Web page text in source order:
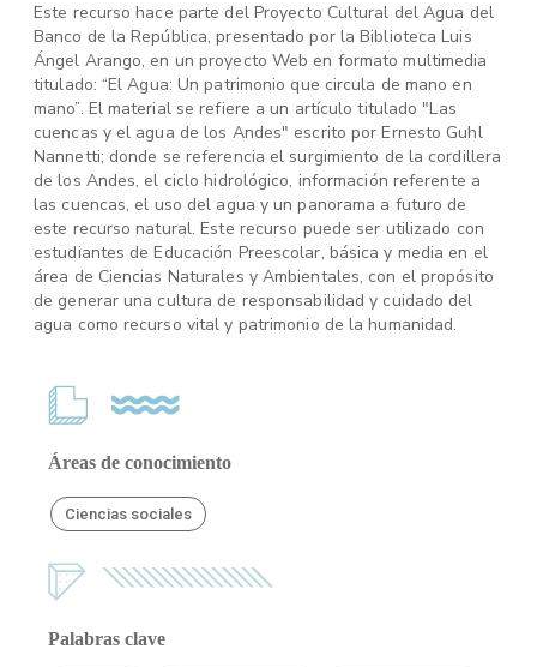
Este recurso hace parte del Proyecto Cultural del Agua del
Banco de la República, presentado por la Biblioteca Luis
Ángel Arango, en un proyecto Web en formato multimedia
titulado: “El Agua: Un patrimonio que circula de mano en
mano”. El material se refiere a un artículo titulado "Las
cuencas y el agua de los Andes" escrito por Ernesto Guhl
Nannetti; donde se referencia el surgimiento de la cordillera
de los Andes, el ciclo hidrológico, información referente a
las cuencas, el uso del agua y un panorama a futuro de
este recurso natural. Este recurso puede ser utilizado con
estudiantes de Educación Preescolar, básica y media en el
área de Ciencias Naturales y Ambientales, con el propósito
de generar una cultura de responsabilidad y cuidado del
agua como recurso vital y patrimonio de la humanidad.
Áreas de conocimiento
Ciencias sociales
Palabras clave